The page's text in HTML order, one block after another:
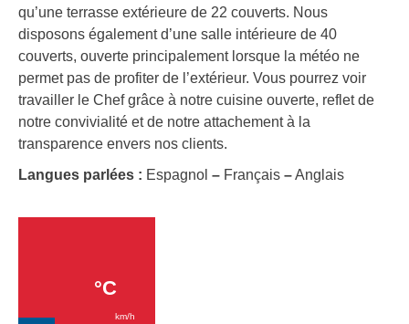
qu’une terrasse extérieure de 22 couverts. Nous
disposons également d’une salle intérieure de 40
couverts, ouverte principalement lorsque la météo ne
permet pas de profiter de l’extérieur. Vous pourrez voir
travailler le Chef grâce à notre cuisine ouverte, reflet de
notre convivialité et de notre attachement à la
transparence envers nos clients.
Langues parlées : Espagnol – Français –Anglais